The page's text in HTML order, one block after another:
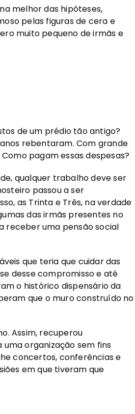
melhor das hipóteses,
pelas figuras de cera e
muito pequeno de irmãs e
de um prédio tão antigo?
rebentaram. Com grande
pagam essas despesas?
qualquer trabalho deve ser
passou a ser
as Trinta e Três, na verdade
das irmãs presentes no
receber uma pensão social
​​que teria que cuidar das
desse compromisso e até
o histórico dispensário da
que o muro construído no
Assim, recuperou
organização sem fins
concertos, conferências e
em que tiveram que